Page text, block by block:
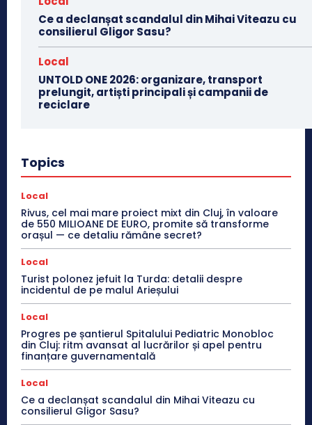
Ce a declanșat scandalul din Mihai Viteazu cu
consilierul Gligor Sasu?
Local
UNTOLD ONE 2026: organizare, transport
prelungit, artiști principali și campanii de
reciclare
Topics
Local
Rivus, cel mai mare proiect mixt din Cluj, în valoare
de 550 MILIOANE DE EURO, promite să transforme
orașul — ce detaliu rămâne secret?
Local
Turist polonez jefuit la Turda: detalii despre
incidentul de pe malul Arieșului
Local
Progres pe șantierul Spitalului Pediatric Monobloc
din Cluj: ritm avansat al lucrărilor și apel pentru
finanțare guvernamentală
Local
Ce a declanșat scandalul din Mihai Viteazu cu
consilierul Gligor Sasu?